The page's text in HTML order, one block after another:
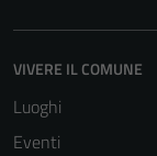
VIVERE IL COMUNE
Luoghi
Eventi